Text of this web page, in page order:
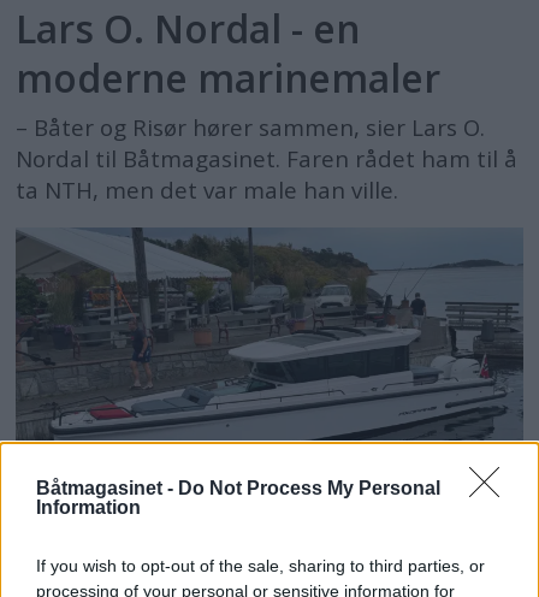
Båtmagasinet - Do Not Process My Personal
Information
If you wish to opt-out of the sale, sharing to third parties, or
processing of your personal or sensitive information for
Lars O. Nordal - en
moderne marinemaler
– Båter og Risør hører sammen, sier Lars O.
Nordal til Båtmagasinet. Faren rådet ham til å
ta NTH, men det var male han ville.
PLUS
Rå Axopar Brabus 37